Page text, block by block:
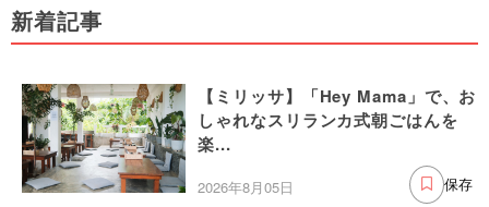
新着記事
【ミリッサ】「Hey Mama」で、お
しゃれなスリランカ式朝ごはんを
楽...
2026年8月05日 保存